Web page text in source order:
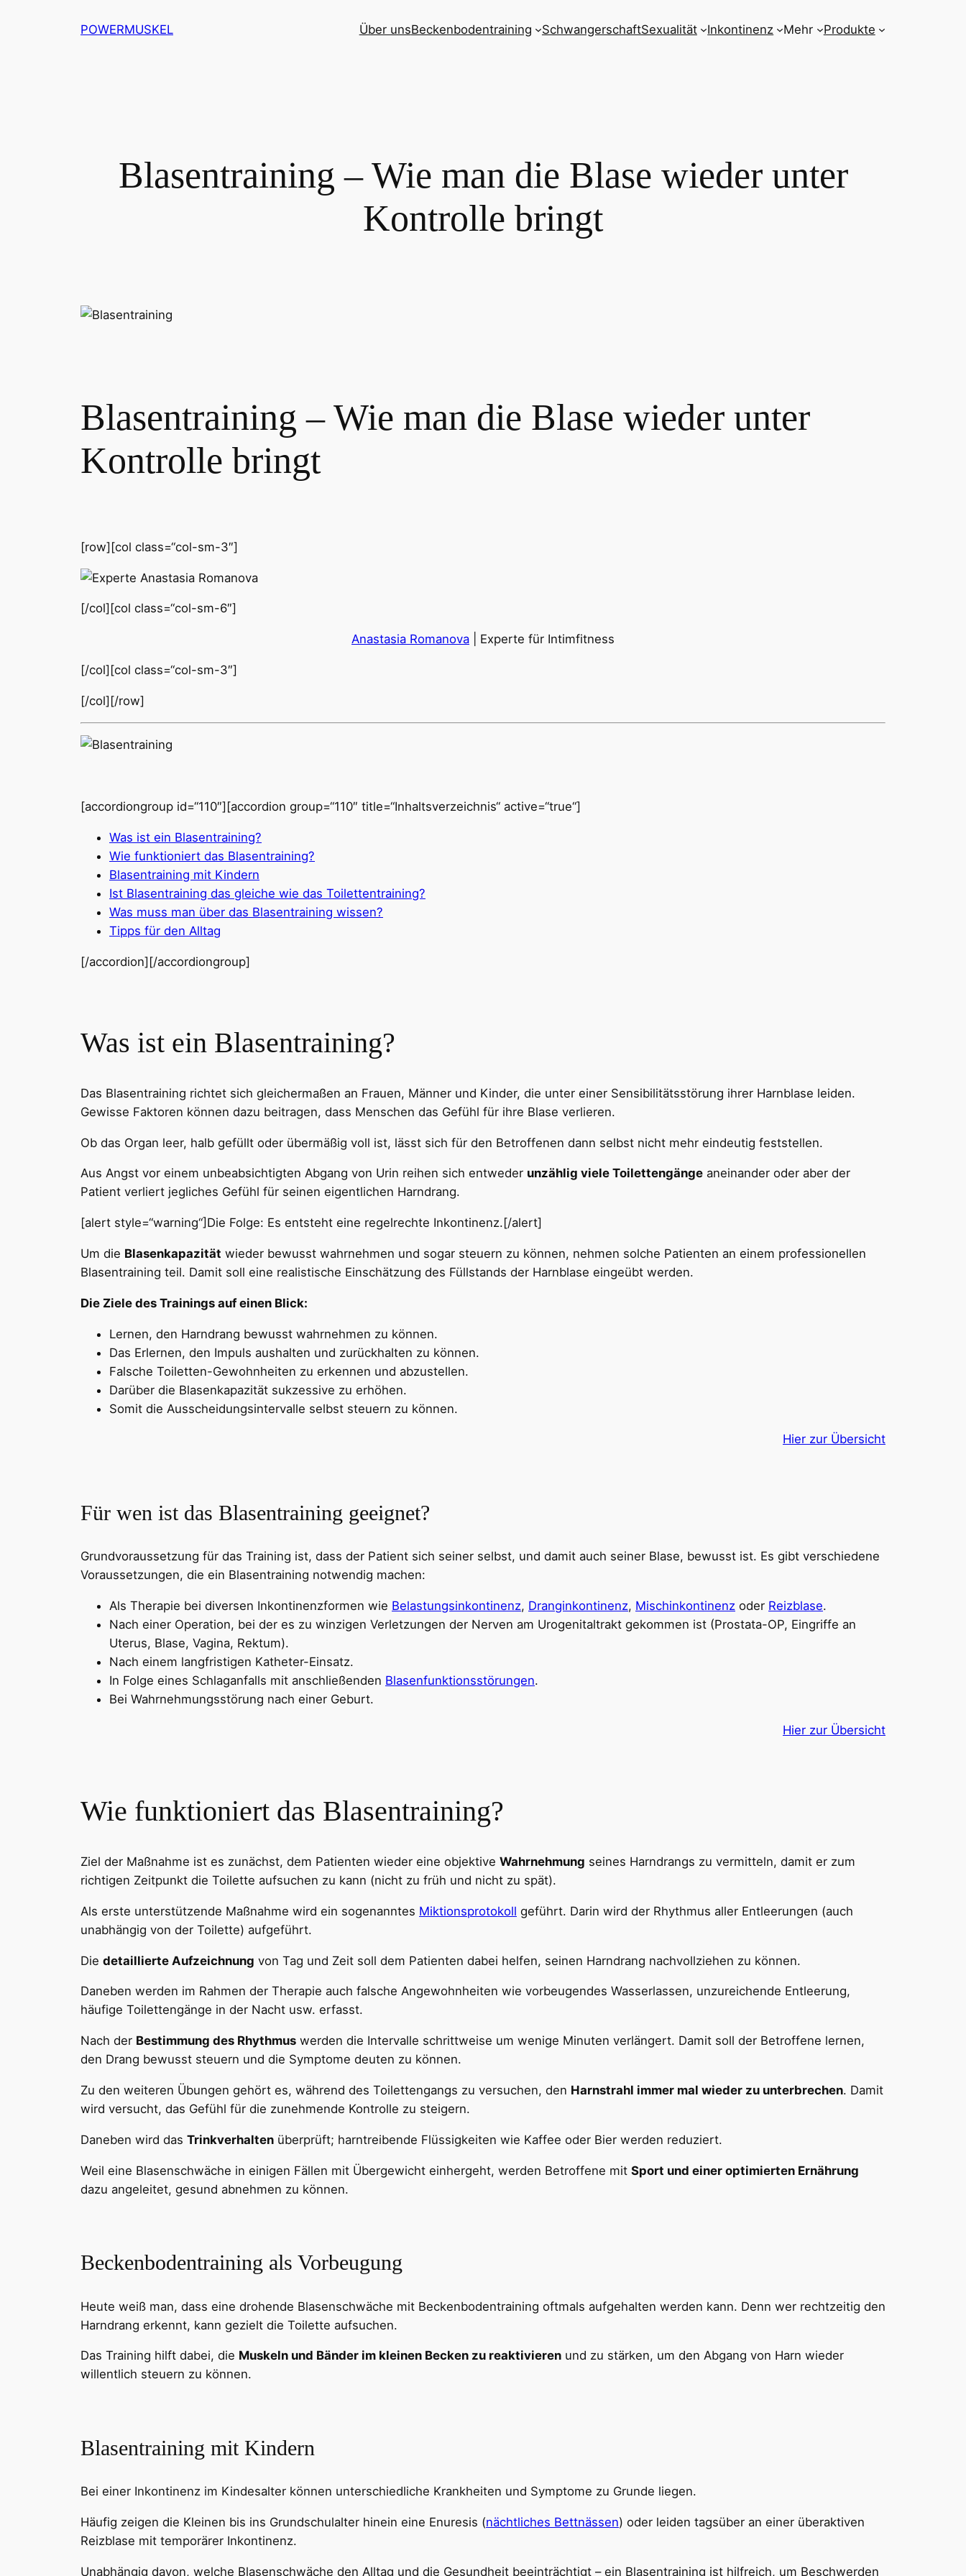
POWERMUSKEL Über unsBeckenbodentraining SchwangerschaftSexualität Inkontinenz Mehr Produkte
Blasentraining – Wie man die Blase wieder unter
Kontrolle bringt
Blasentraining – Wie man die Blase wieder unter
Kontrolle bringt
[row][col class=“col-sm-3″]
[/col][col class=“col-sm-6″]
Anastasia Romanova | Experte für Intimfitness
[/col][col class=“col-sm-3″]
[/col][/row]
[accordiongroup id=“110″][accordion group=“110″ title=“Inhaltsverzeichnis“ active=“true“]
Was ist ein Blasentraining?
Wie funktioniert das Blasentraining?
Blasentraining mit Kindern
Ist Blasentraining das gleiche wie das Toilettentraining?
Was muss man über das Blasentraining wissen?
Tipps für den Alltag
[/accordion][/accordiongroup]
Was ist ein Blasentraining?
Das Blasentraining richtet sich gleichermaßen an Frauen, Männer und Kinder, die unter einer Sensibilitätsstörung ihrer Harnblase leiden.
Gewisse Faktoren können dazu beitragen, dass Menschen das Gefühl für ihre Blase verlieren.
Ob das Organ leer, halb gefüllt oder übermäßig voll ist, lässt sich für den Betroffenen dann selbst nicht mehr eindeutig feststellen.
Aus Angst vor einem unbeabsichtigten Abgang von Urin reihen sich entweder unzählig viele Toilettengänge aneinander oder aber der
Patient verliert jegliches Gefühl für seinen eigentlichen Harndrang.
[alert style=“warning“]Die Folge: Es entsteht eine regelrechte Inkontinenz.[/alert]
Um die Blasenkapazität wieder bewusst wahrnehmen und sogar steuern zu können, nehmen solche Patienten an einem professionellen
Blasentraining teil. Damit soll eine realistische Einschätzung des Füllstands der Harnblase eingeübt werden.
Die Ziele des Trainings auf einen Blick:
Lernen, den Harndrang bewusst wahrnehmen zu können.
Das Erlernen, den Impuls aushalten und zurückhalten zu können.
Falsche Toiletten-Gewohnheiten zu erkennen und abzustellen.
Darüber die Blasenkapazität sukzessive zu erhöhen.
Somit die Ausscheidungsintervalle selbst steuern zu können.
Hier zur Übersicht
Für wen ist das Blasentraining geeignet?
Grundvoraussetzung für das Training ist, dass der Patient sich seiner selbst, und damit auch seiner Blase, bewusst ist. Es gibt verschiedene
Voraussetzungen, die ein Blasentraining notwendig machen:
Als Therapie bei diversen Inkontinenzformen wie Belastungsinkontinenz, Dranginkontinenz, Mischinkontinenz oder Reizblase.
Nach einer Operation, bei der es zu winzigen Verletzungen der Nerven am Urogenitaltrakt gekommen ist (Prostata-OP, Eingriffe an
Uterus, Blase, Vagina, Rektum).
Nach einem langfristigen Katheter-Einsatz.
In Folge eines Schlaganfalls mit anschließenden Blasenfunktionsstörungen.
Bei Wahrnehmungsstörung nach einer Geburt.
Hier zur Übersicht
Wie funktioniert das Blasentraining?
Ziel der Maßnahme ist es zunächst, dem Patienten wieder eine objektive Wahrnehmung seines Harndrangs zu vermitteln, damit er zum
richtigen Zeitpunkt die Toilette aufsuchen zu kann (nicht zu früh und nicht zu spät).
Als erste unterstützende Maßnahme wird ein sogenanntes Miktionsprotokoll geführt. Darin wird der Rhythmus aller Entleerungen (auch
unabhängig von der Toilette) aufgeführt.
Die detaillierte Aufzeichnung von Tag und Zeit soll dem Patienten dabei helfen, seinen Harndrang nachvollziehen zu können.
Daneben werden im Rahmen der Therapie auch falsche Angewohnheiten wie vorbeugendes Wasserlassen, unzureichende Entleerung,
häufige Toilettengänge in der Nacht usw. erfasst.
Nach der Bestimmung des Rhythmus werden die Intervalle schrittweise um wenige Minuten verlängert. Damit soll der Betroffene lernen,
den Drang bewusst steuern und die Symptome deuten zu können.
Zu den weiteren Übungen gehört es, während des Toilettengangs zu versuchen, den Harnstrahl immer mal wieder zu unterbrechen. Damit
wird versucht, das Gefühl für die zunehmende Kontrolle zu steigern.
Daneben wird das Trinkverhalten überprüft; harntreibende Flüssigkeiten wie Kaffee oder Bier werden reduziert.
Weil eine Blasenschwäche in einigen Fällen mit Übergewicht einhergeht, werden Betroffene mit Sport und einer optimierten Ernährung
dazu angeleitet, gesund abnehmen zu können.
Beckenbodentraining als Vorbeugung
Heute weiß man, dass eine drohende Blasenschwäche mit Beckenbodentraining oftmals aufgehalten werden kann. Denn wer rechtzeitig den
Harndrang erkennt, kann gezielt die Toilette aufsuchen.
Das Training hilft dabei, die Muskeln und Bänder im kleinen Becken zu reaktivieren und zu stärken, um den Abgang von Harn wieder
willentlich steuern zu können.
Blasentraining mit Kindern
Bei einer Inkontinenz im Kindesalter können unterschiedliche Krankheiten und Symptome zu Grunde liegen.
Häufig zeigen die Kleinen bis ins Grundschulalter hinein eine Enuresis (nächtliches Bettnässen) oder leiden tagsüber an einer überaktiven
Reizblase mit temporärer Inkontinenz.
Unabhängig davon, welche Blasenschwäche den Alltag und die Gesundheit beeinträchtigt – ein Blasentraining ist hilfreich, um Beschwerden